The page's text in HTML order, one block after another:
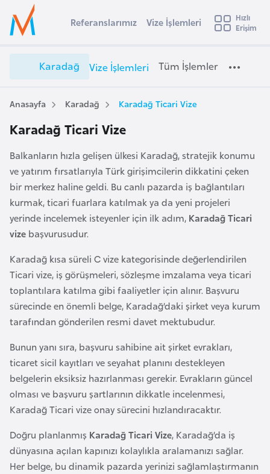
Ülke Seçimi
Başvuru yapmak istediğiniz ülkeyi seçin
Üye
Girişi
a
a
d
a
V
z
e
İ
ş
l
e
l
e
r
i
e
Referanslarımız Vize İşlemleri
Hızlı
Erişim
Karadağ Vize İşlemleri Tüm İşlemler
Anasayfa Karadağ Karadağ Ticari Vize
Karadağ Ticari Vize
Balkanların hızla gelişen ülkesi Karadağ, stratejik konumu
ve yatırım fırsatlarıyla Türk girişimcilerin dikkatini çeken
bir merkez haline geldi. Bu canlı pazarda iş bağlantıları
kurmak, ticari fuarlara katılmak ya da yeni projeleri
yerinde incelemek isteyenler için ilk adım, Karadağ Ticari
vize başvurusudur.
Karadağ kısa süreli C vize kategorisinde değerlendirilen
Ticari vize, iş görüşmeleri, sözleşme imzalama veya ticari
toplantılara katılma gibi faaliyetler için alınır. Başvuru
sürecinde en önemli belge, Karadağ’daki şirket veya kurum
tarafından gönderilen resmi davet mektubudur.
Bunun yanı sıra, başvuru sahibine ait şirket evrakları,
ticaret sicil kayıtları ve seyahat planını destekleyen
belgelerin eksiksiz hazırlanması gerekir. Evrakların güncel
olması ve başvuru şartlarının dikkatle incelenmesi,
Karadağ Ticari vize onay sürecini hızlandıracaktır.
Doğru planlanmış Karadağ Ticari Vize, Karadağ’da iş
dünyasına açılan kapınızı kolaylıkla aralamanızı sağlar.
Her belge, bu dinamik pazarda yerinizi sağlamlaştırmanın
s
t
r
A
u
t
y
a
A
z
b
a
a
n